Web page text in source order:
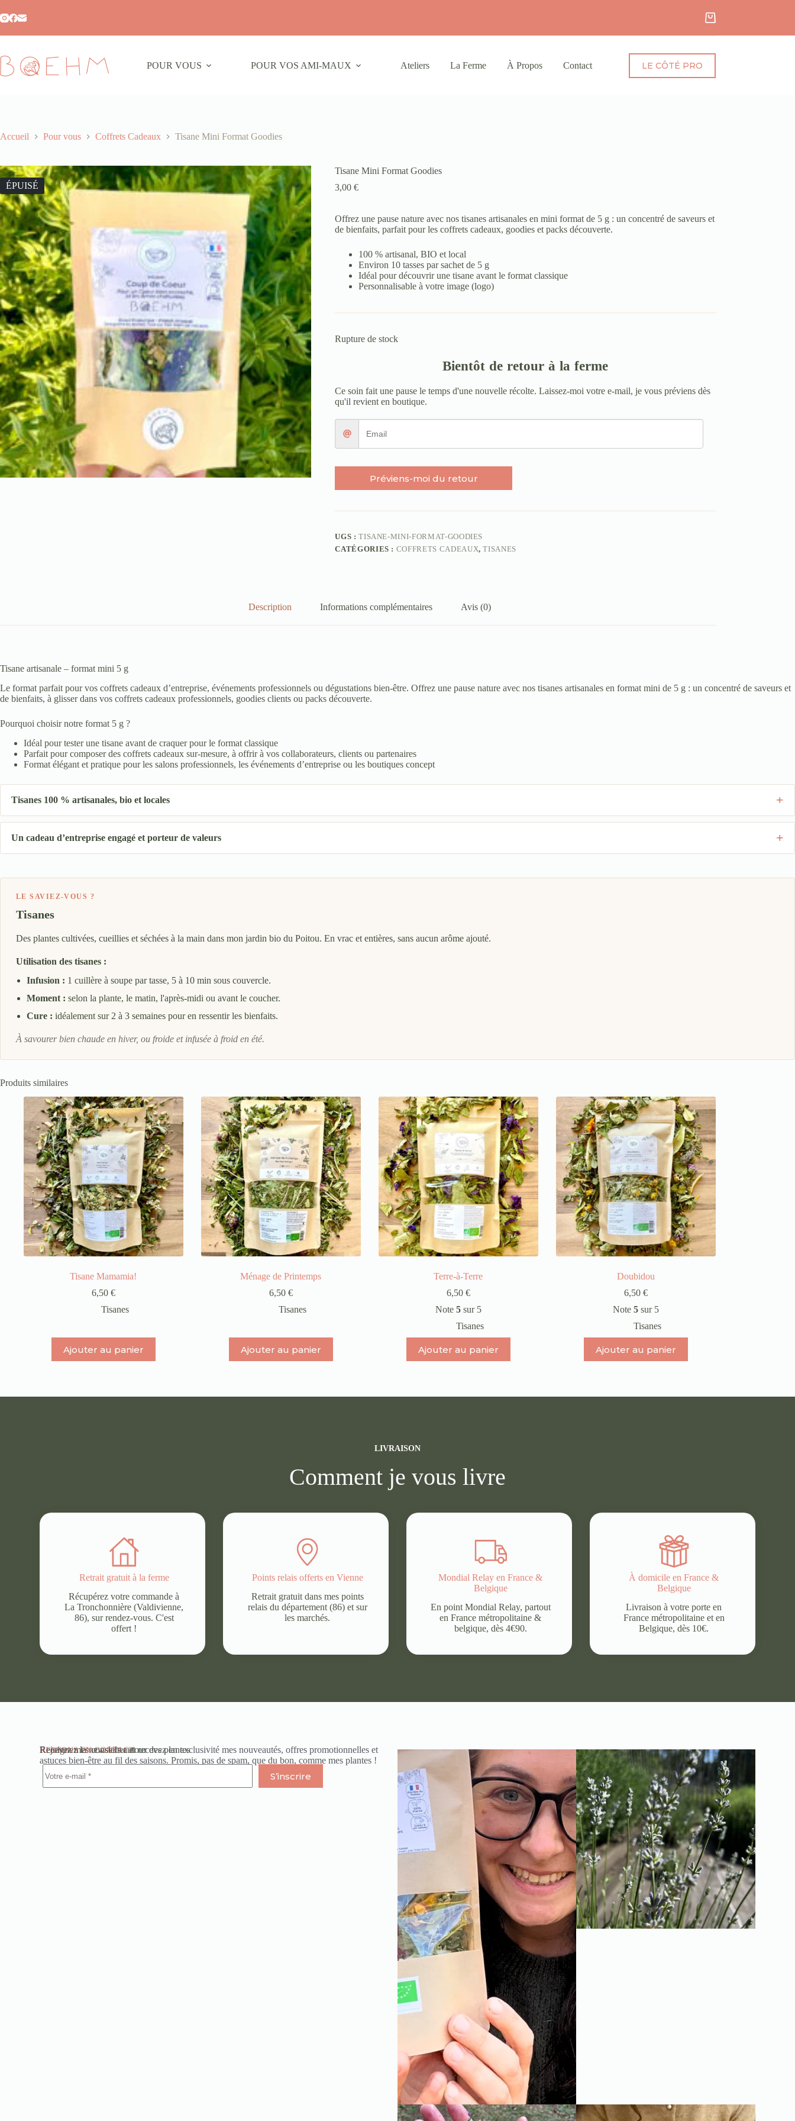
POUR VOUS POUR VOS AMI-MAUX Ateliers La Ferme À Propos Contact LE CÔTÉ PRO
Accueil Pour vous Coffrets Cadeaux Tisane Mini Format Goodies
ÉPUISÉ
Tisane Mini Format Goodies
3,00€
Offrez une pause nature avec nos tisanes artisanales en mini format de 5 g : un concentré de saveurs et
de bienfaits, parfait pour les coffrets cadeaux, goodies et packs découverte.
100 % artisanal, BIO et local
Environ 10 tasses par sachet de 5 g
Idéal pour découvrir une tisane avant le format classique
Personnalisable à votre image (logo)
Rupture de stock
Bientôt de retour à la ferme
Ce soin fait une pause le temps d'une nouvelle récolte. Laissez-moi votre e-mail, je vous préviens dès
qu'il revient en boutique.
Préviens-moi du retour
UGS :TISANE-MINI-FORMAT-GOODIES
CATÉGORIES : COFFRETS CADEAUX,TISANES
Description Informations complémentaires Avis (0)
Tisane artisanale – format mini 5 g
Le format parfait pour vos coffrets cadeaux d’entreprise, événements professionnels ou dégustations bien-être. Offrez une pause nature avec nos tisanes artisanales en format mini de 5 g : un concentré de saveurs et
de bienfaits, à glisser dans vos coffrets cadeaux professionnels, goodies clients ou packs découverte.
Pourquoi choisir notre format 5 g ?
Idéal pour tester une tisane avant de craquer pour le format classique
Parfait pour composer des coffrets cadeaux sur-mesure, à offrir à vos collaborateurs, clients ou partenaires
Format élégant et pratique pour les salons professionnels, les événements d’entreprise ou les boutiques concept
Tisanes 100 % artisanales, bio et locales
Un cadeau d’entreprise engagé et porteur de valeurs
LE SAVIEZ-VOUS ?
Tisanes
Des plantes cultivées, cueillies et séchées à la main dans mon jardin bio du Poitou. En vrac et entières, sans aucun arôme ajouté.
Utilisation des tisanes :
Infusion : 1 cuillère à soupe par tasse, 5 à 10 min sous couvercle.
Moment : selon la plante, le matin, l'après-midi ou avant le coucher.
Cure : idéalement sur 2 à 3 semaines pour en ressentir les bienfaits.
À savourer bien chaude en hiver, ou froide et infusée à froid en été.
Produits similaires
Tisane Mamamia!
6,50 €
Tisanes
Ajouter au panier
Ménage de Printemps
6,50 €
Tisanes
Ajouter au panier
Terre-à-Terre
6,50 €
Note 5sur 5
Tisanes
Ajouter au panier
Doubidou
6,50 €
Note 5sur 5
Tisanes
Ajouter au panier
LIVRAISON
Comment je vous livre
Retrait gratuit à la ferme
Récupérez votre commande à
La Tronchonnière (Valdivienne,
86), sur rendez-vous. C'est
offert !
Points relais offerts en Vienne
Retrait gratuit dans mes points
relais du département (86) et sur
les marchés.
Mondial Relay en France &
Belgique
En point Mondial Relay, partout
en France métropolitaine &
belgique, dès 4€90.
À domicile en France &
Belgique
Livraison à votre porte en
France métropolitaine et en
Belgique, dès 10€.
RESTONS EN CONTACT
Recevez mes conseils autour des plantes
Rejoignez la newsletter et recevez en exclusivité mes nouveautés, offres promotionnelles et
astuces bien-être au fil des saisons. Promis, pas de spam, que du bon, comme mes plantes !
S’inscrire